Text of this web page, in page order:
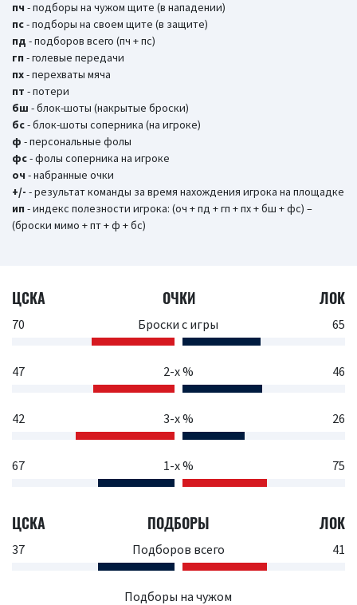
пч - подборы на чужом щите (в нападении)
пс- подборы на своем щите (в защите)
пд - подборов всего (пч + пс)
гп - голевые передачи
пх- перехваты мяча
пт - потери
бш - блок-шоты (накрытые броски)
бc- блок-шоты соперника (на игроке)
ф - персональные фолы
фс- фолы соперника на игроке
оч - набранные очки
+/- - результат команды за время нахождения игрока на площадке
ип - индекс полезности игрока: (оч + пд + гп + пх + бш + фс) –
(броски мимо + пт + ф + бс)
ЦСКА ОЧКИ ЛОК
70 Броски с игры 65
47 2-х % 46
42 3-х % 26
67 1-х % 75
ЦСКА ПОДБОРЫ ЛОК
37 Подборов всего 41
Подборы на чужом